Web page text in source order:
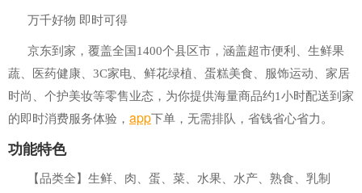
万千好物 即时可得
京东到家，覆盖全国1400个县区市，涵盖超市便利、生鲜果
蔬、医药健康、3C家电、鲜花绿植、蛋糕美食、服饰运动、家居
时尚、个护美妆等零售业态，为你提供海量商品约1小时配送到家
的即时消费服务体验， app下单，无需排队，省钱省心省力。
功能特色
【品类全】生鲜、肉、蛋、菜、水果、水产、熟食、乳制